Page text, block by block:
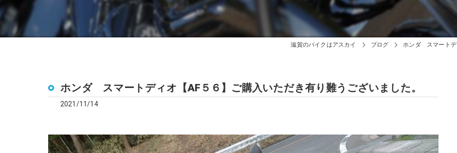
滋賀のバイクはアスカイ ブログ ホンダ スマートデ
ホンダ スマートディオ【AF５６】ご購入いただき有り難うございました。
2021/11/14